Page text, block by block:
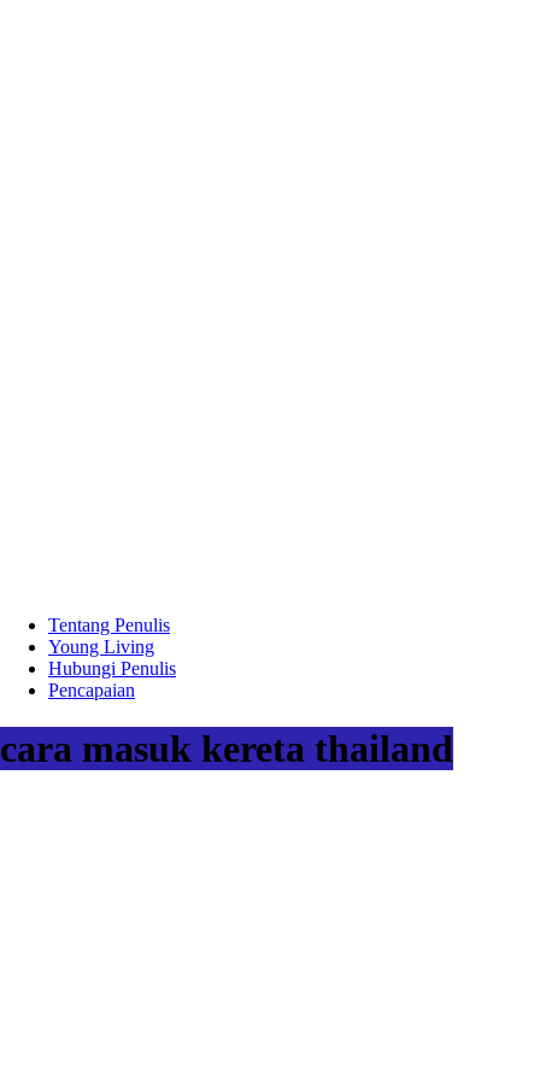
Tentang Penulis
Young Living
Hubungi Penulis
Pencapaian
cara masuk kereta thailand